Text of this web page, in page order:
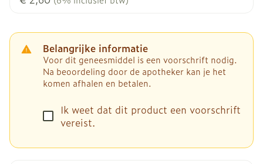
Belangrijke informatie
Voor dit geneesmiddel is een voorschrift nodig.
Na beoordeling door de apotheker kan je het
komen afhalen en betalen.
Ik weet dat dit product een voorschrift
vereist.